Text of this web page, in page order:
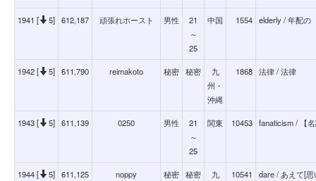
1941 [ 5] 612,187 頑張れホースト 男性
21
～
25
中国 1554 elderly / 年配の
1942 [ 5] 611,790 reimakoto 秘密 秘密
九
州・
沖縄
1868 法律 / 法律
1943 [ 5] 611,139 0250 男性
21
～
25
関東 10453 fanaticism / 【
1944 [ 5] 611,125 noppy 秘密 秘密
九
10541
dare / あえて[